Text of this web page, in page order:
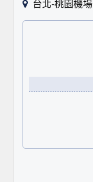
台北-桃園機場